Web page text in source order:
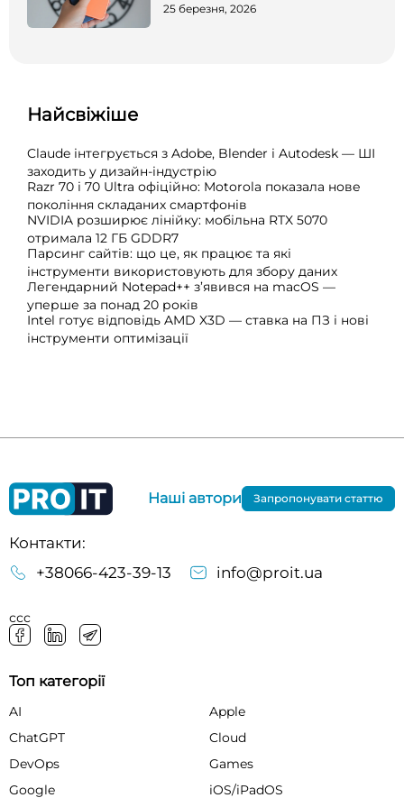
25 березня, 2026
Найсвіжіше
Claude інтегрується з Adobe, Blender і Autodesk — ШІ
заходить у дизайн-індустрію
Razr 70 і 70 Ultra офіційно: Motorola показала нове
покоління складаних смартфонів
NVIDIA розширює лінійку: мобільна RTX 5070
отримала 12 ГБ GDDR7
Парсинг сайтів: що це, як працює та які
інструменти використовують для збору даних
Легендарний Notepad++ з’явився на macOS —
уперше за понад 20 років
Intel готує відповідь AMD X3D — ставка на ПЗ і нові
інструменти оптимізації
Контакти:
+38066-423-39-13
info@proit.ua
ссс
Наші автори Запропонувати статтю
Топ категорії
AI
Apple
ChatGPT
Cloud
DevOps
Games
Google
iOS/iPadOS